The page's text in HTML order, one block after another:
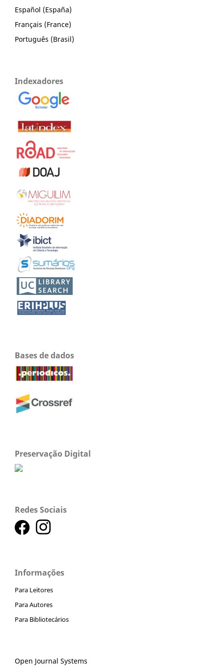
Español (España)
Français (France)
Português (Brasil)
Indexadores
Bases de dados
Preservação Digital
Redes Sociais
Informações
Para Leitores
Para Autores
Para Bibliotecários
Open Journal Systems